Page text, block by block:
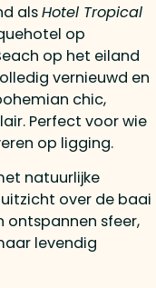
alsHotel Tropical
op
op het eiland
vernieuwd en
chic,
Perfect voor wie
op ligging.
natuurlijke
over de baai
ontspannen sfeer,
levendig